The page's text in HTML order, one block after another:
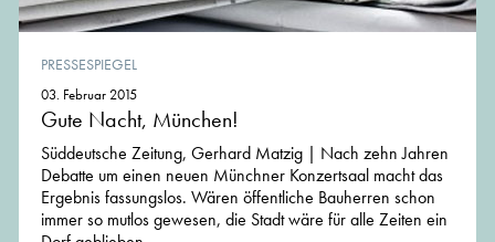
PRESSESPIEGEL
03. Februar 2015
Gute Nacht, München!
Süddeutsche Zeitung, Gerhard Matzig | Nach zehn Jahren
Debatte um einen neuen Münchner Konzertsaal macht das
Ergebnis fassungslos. Wären öffentliche Bauherren schon
immer so mutlos gewesen, die Stadt wäre für alle Zeiten ein